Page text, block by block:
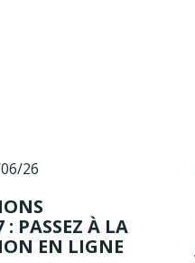
26
: PASSEZ À LA
EN LIGNE